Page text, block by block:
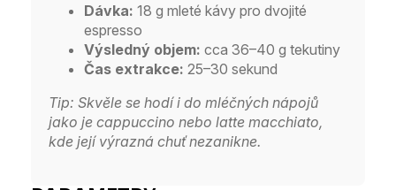
Dávka: 18 g mleté kávy pro dvojité
espresso
Výsledný objem: cca 36–40 g tekutiny
Čas extrakce: 25–30 sekund
Tip: Skvěle se hodí i do mléčných nápojů
jako je cappuccino nebo latte macchiato,
kde její výrazná chuť nezanikne.